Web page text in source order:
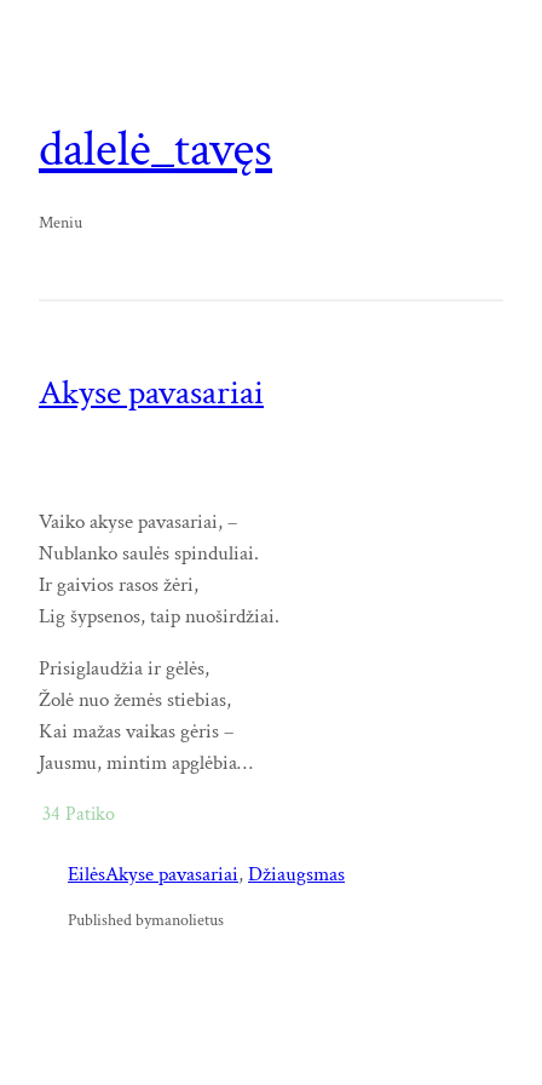
dalelė_tavęs
Meniu
Akyse pavasariai
Vaiko akyse pavasariai, –
Nublanko saulės spinduliai.
Ir gaivios rasos žėri,
Lig šypsenos, taip nuoširdžiai.
Prisiglaudžia ir gėlės,
Žolė nuo žemės stiebias,
Kai mažas vaikas gėris –
Jausmu, mintim apglėbia…
34 Patiko
EilėsAkyse pavasariai, Džiaugsmas
Published bymanolietus